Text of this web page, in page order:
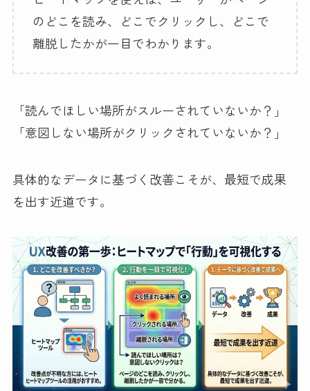
のどこを読み、どこでクリックし、どこで
離脱したかが一目でわかります。
「読んでほしい場所がスルーされていないか？」
「意図しない場所がクリックされていないか？」
具体的なデータに基づく改善こそが、最短で成果
を出す近道です。